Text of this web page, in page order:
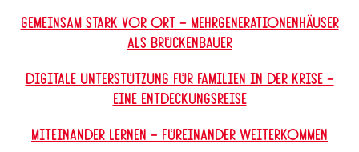
Gemeinsam stark vor Ort – Mehrgenerationenhäuser
als Brückenbauer
Digitale Unterstützung für Familien in der Krise –
Eine Entdeckungsreise
Miteinander lernen – Füreinander weiterkommen